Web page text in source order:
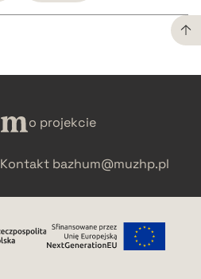
o projekcie
Kontakt bazhum@muzhp.pl